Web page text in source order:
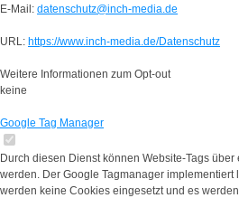
E-Mail: datenschutz@inch-media.de
URL: https://www.inch-media.de/Datenschutz
Weitere Informationen zum Opt-out
keine
Google Tag Manager
Durch diesen Dienst können Website-Tags
werden. Der Google Tagmanager implementiert
werden keine Cookies eingesetzt und es